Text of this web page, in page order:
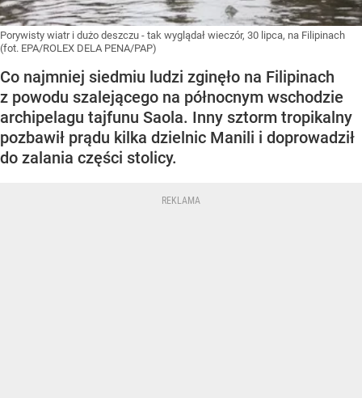
Porywisty wiatr i dużo deszczu - tak wyglądał wieczór, 30 lipca, na Filipinach
(fot. EPA/ROLEX DELA PENA/PAP)
Co najmniej siedmiu ludzi zginęło na Filipinach
z powodu szalejącego na północnym wschodzie
archipelagu tajfunu Saola. Inny sztorm tropikalny
pozbawił prądu kilka dzielnic Manili i doprowadził
do zalania części stolicy.